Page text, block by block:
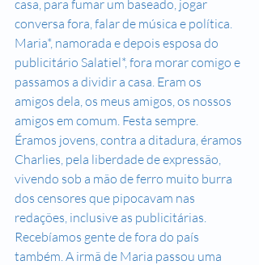
casa, para fumar um baseado, jogar
conversa fora, falar de música e política.
Maria*, namorada e depois esposa do
publicitário Salatiel*, fora morar comigo e
passamos a dividir a casa. Eram os
amigos dela, os meus amigos, os nossos
amigos em comum. Festa sempre.
Éramos jovens, contra a ditadura, éramos
Charlies, pela liberdade de expressão,
vivendo sob a mão de ferro muito burra
dos censores que pipocavam nas
redações, inclusive as publicitárias.
Recebíamos gente de fora do país
também. A irmã de Maria passou uma